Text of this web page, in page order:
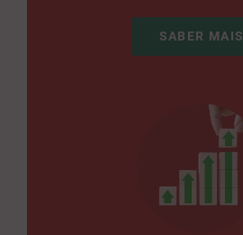
SABER MAIS